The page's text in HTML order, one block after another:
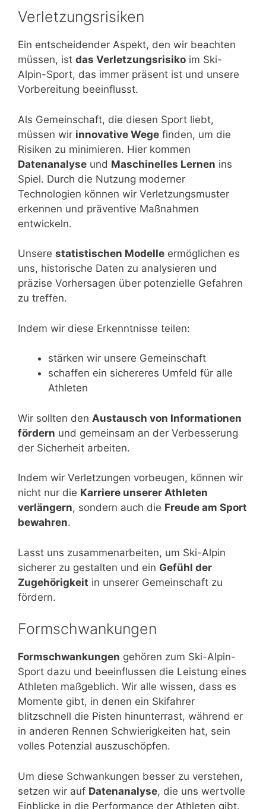
Verletzungsrisiken
Ein entscheidender Aspekt, den wir beachten
müssen, ist das Verletzungsrisiko im Ski-
Alpin-Sport, das immer präsent ist und unsere
Vorbereitung beeinflusst.
Als Gemeinschaft, die diesen Sport liebt,
müssen wir innovative Wege finden, um die
Risiken zu minimieren. Hier kommen
Datenanalyse und Maschinelles Lernen ins
Spiel. Durch die Nutzung moderner
Technologien können wir Verletzungsmuster
erkennen und präventive Maßnahmen
entwickeln.
Unsere statistischen Modelle ermöglichen es
uns, historische Daten zu analysieren und
präzise Vorhersagen über potenzielle Gefahren
zu treffen.
Indem wir diese Erkenntnisse teilen:
stärken wir unsere Gemeinschaft
schaffen ein sichereres Umfeld für alle
Athleten
Wir sollten den Austausch von Informationen
fördern und gemeinsam an der Verbesserung
der Sicherheit arbeiten.
Indem wir Verletzungen vorbeugen, können wir
nicht nur die Karriere unserer Athleten
verlängern, sondern auch die Freude am Sport
bewahren.
Lasst uns zusammenarbeiten, um Ski-Alpin
sicherer zu gestalten und ein Gefühl der
Zugehörigkeit in unserer Gemeinschaft zu
fördern.
Formschwankungen
Formschwankungen gehören zum Ski-Alpin-
Sport dazu und beeinflussen die Leistung eines
Athleten maßgeblich. Wir alle wissen, dass es
Momente gibt, in denen ein Skifahrer
blitzschnell die Pisten hinunterrast, während er
in anderen Rennen Schwierigkeiten hat, sein
volles Potenzial auszuschöpfen.
Um diese Schwankungen besser zu verstehen,
setzen wir auf Datenanalyse, die uns wertvolle
Einblicke in die Performance der Athleten gibt.